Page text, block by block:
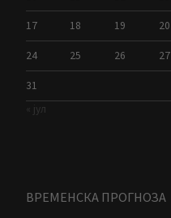
17 18 19 20
24 25 26 27
31
« јул
ВРЕМЕНСКА ПРОГНОЗА